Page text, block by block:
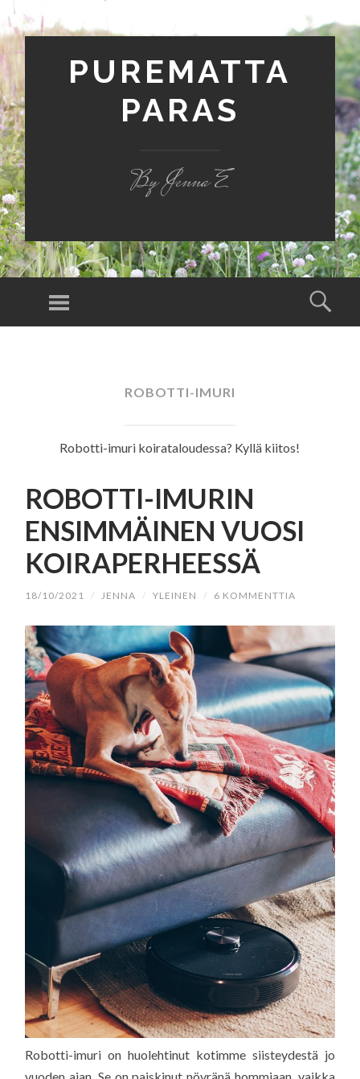
PUREMATTA
PARAS
By Jenna E
Valikko
ROBOTTI-IMURI
Robotti-imuri koirataloudessa? Kyllä kiitos!
ROBOTTI-IMURIN
ENSIMMÄINEN VUOSI
KOIRAPERHEESSÄ
18/10/2021 / JENNA / YLEINEN / 6 KOMMENTTIA
Robotti-imuri on huolehtinut kotimme siisteydestä jo